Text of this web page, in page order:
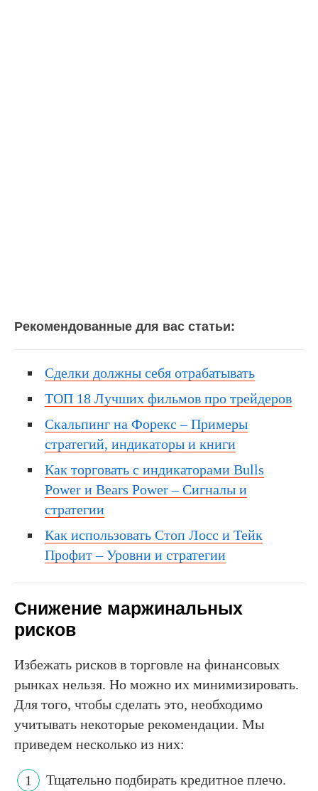
Рекомендованные для вас статьи:
Cделки должны себя отрабатывать
ТОП 18 Лучших фильмов про трейдеров
Скальпинг на Форекс – Примеры
стратегий, индикаторы и книги
Как торговать с индикаторами Bulls
Power и Bears Power – Сигналы и
стратегии
Как использовать Стоп Лосс и Тейк
Профит – Уровни и стратегии
Снижение маржинальных
рисков
Избежать рисков в торговле на финансовых
рынках нельзя. Но можно их минимизировать.
Для того, чтобы сделать это, необходимо
учитывать некоторые рекомендации. Мы
приведем несколько из них:
Тщательно подбирать кредитное плечо.